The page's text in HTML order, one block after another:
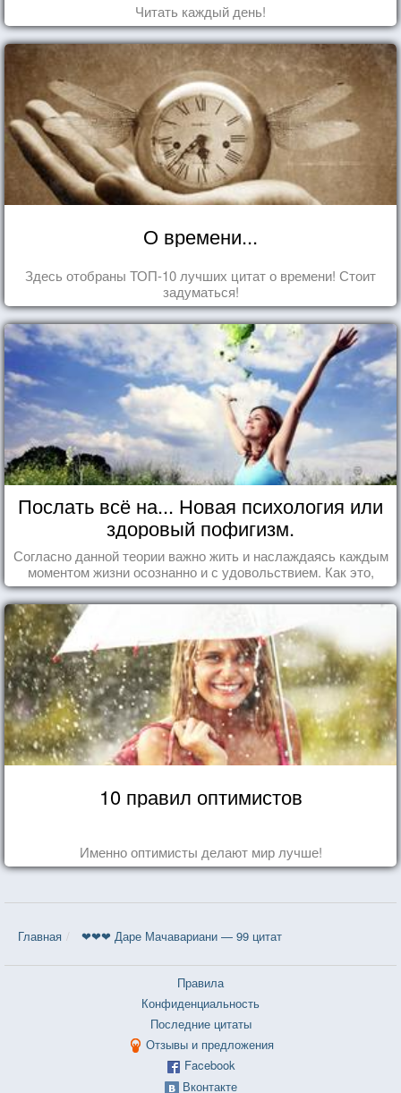
Читать каждый день!
О времени...
Здесь отобраны ТОП-10 лучших цитат о времени! Стоит
задуматься!
Послать всё на... Новая психология или
здоровый пофигизм.
Согласно данной теории важно жить и наслаждаясь каждым
моментом жизни осознанно и с удовольствием. Как это,
попробуем разобраться на реальных примерах.
10 правил оптимистов
Именно оптимисты делают мир лучше!
Главная ❤❤❤ Даре Мачавариани — 99 цитат
Правила
Конфиденциальность
Последние цитаты
Отзывы и предложения
Facebook
Вконтакте